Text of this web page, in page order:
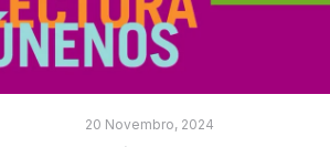
20 Novembro, 2024